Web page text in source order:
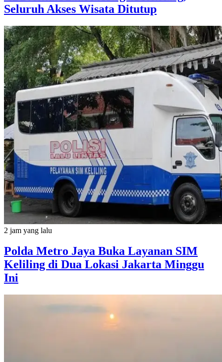
Seluruh Akses Wisata Ditutup
2 jam yang lalu
Polda Metro Jaya Buka Layanan SIM
Keliling di Dua Lokasi Jakarta Minggu
Ini